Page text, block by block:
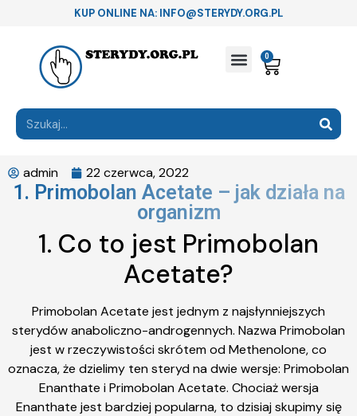
KUP ONLINE NA: INFO@STERYDY.ORG.PL
0
admin 22 czerwca, 2022
1. Primobolan Acetate – jak działa na
organizm
1. Co to jest Primobolan
Acetate?
Primobolan Acetate jest jednym z najsłynniejszych
sterydów anaboliczno-androgennych. Nazwa Primobolan
jest w rzeczywistości skrótem od Methenolone, co
oznacza, że dzielimy ten steryd na dwie wersje: Primobolan
Enanthate i Primobolan Acetate. Chociaż wersja
Enanthate jest bardziej popularna, to dzisiaj skupimy się